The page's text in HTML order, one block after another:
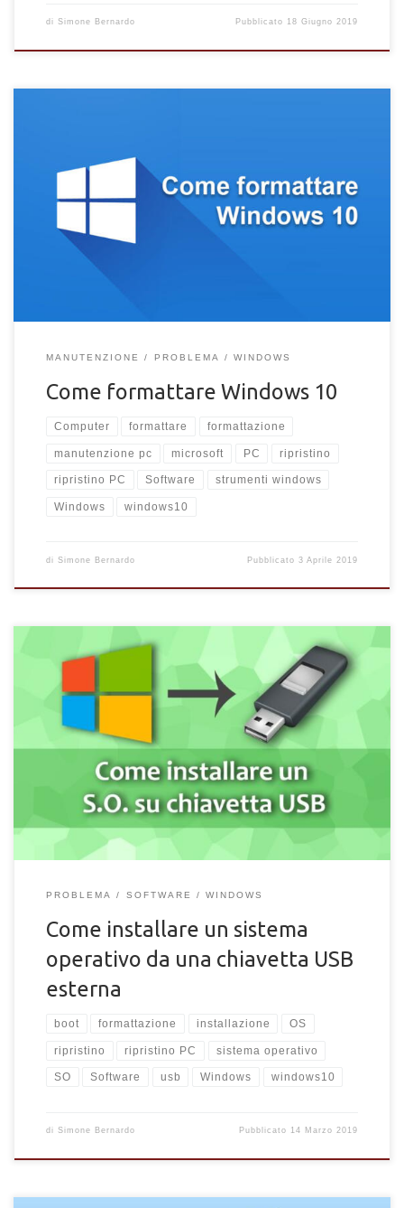
di Simone Bernardo Pubblicato 18 Giugno 2019
perché il tuo computer diventa sempre più lento? Con Windows
10, Microsoft ha fatto un grande balzo in avanti rispetto al suo
predecessore. L’azienda ha puntato davvero tanto su questo
ultimo sistema operativo, rendendolo compatibile anche con i
PC più vecchi ed obsoleti, con la possibilità di scaricarlo
gratuitamente per un […]
MANUTENZIONE PROBLEMA WINDOWS
Come formattare Windows 10
Computer formattare formattazione
manutenzione pc microsoft PC ripristino
ripristino PC Software strumenti windows
Windows windows10
di Simone Bernardo Pubblicato3 Aprile 2019
Come installare un sistema operativo all'interno di una memoria
esterna USB per eseguire un ripristino di un computer.
PROBLEMA SOFTWARE WINDOWS
Come installare un sistema
operativo da una chiavetta USB
esterna
boot formattazione installazione OS
ripristino ripristino PC sistema operativo
SO Software usb Windows windows10
di Simone Bernardo Pubblicato 14 Marzo 2019